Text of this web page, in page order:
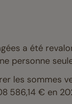
a été
personne
les sommes
586,14 € en